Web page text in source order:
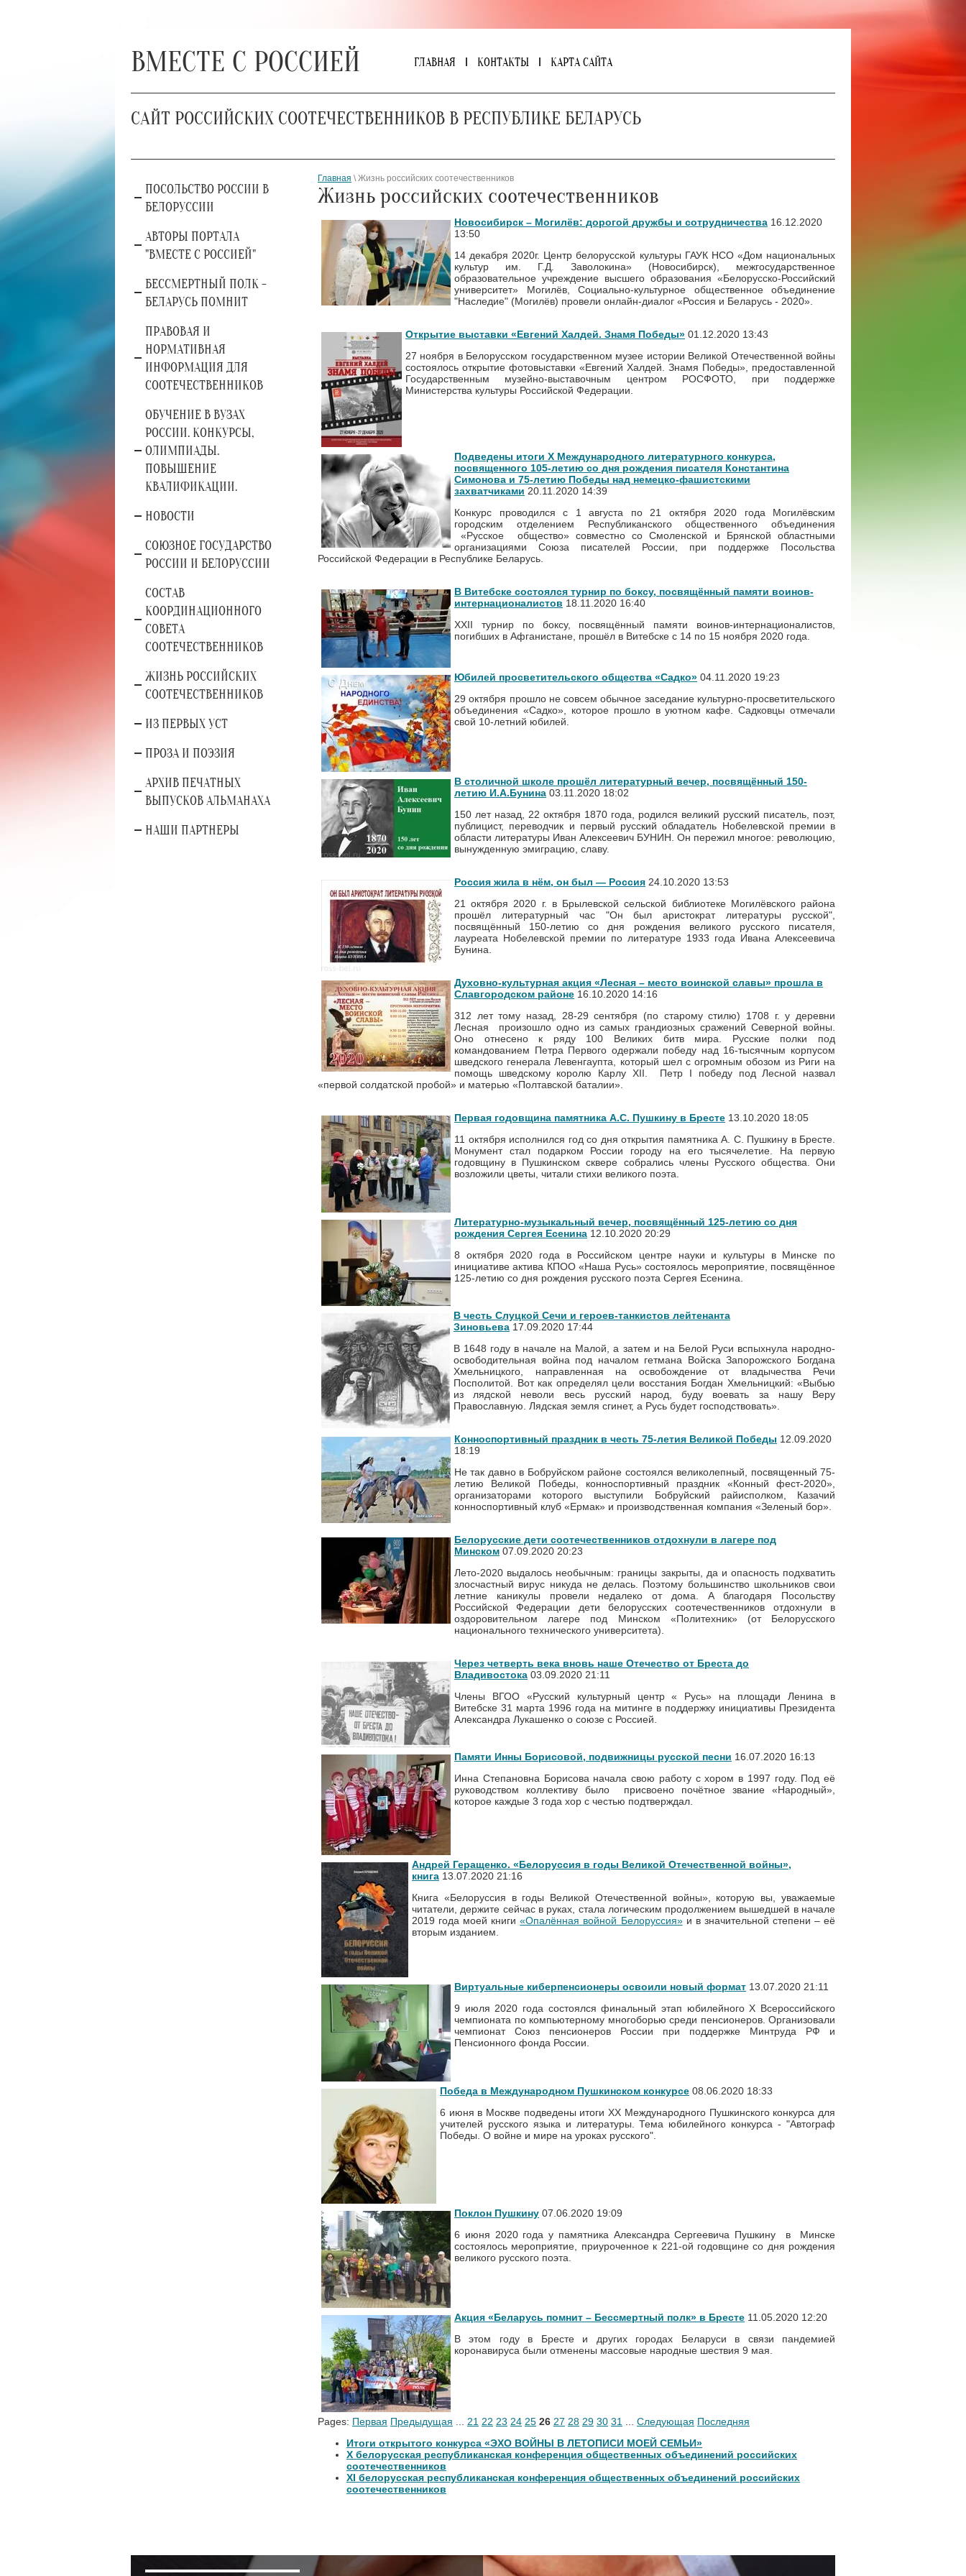
ВМЕСТЕ С РОССИЕЙ ГЛАВНАЯ КОНТАКТЫ КАРТА САЙТА
САЙТ РОССИЙСКИХ СООТЕЧЕСТВЕННИКОВ В РЕСПУБЛИКЕ БЕЛАРУСЬ
ПОСОЛЬСТВО РОССИИ В
БЕЛОРУССИИ
АВТОРЫ ПОРТАЛА
"ВМЕСТЕ С РОССИЕЙ"
БЕССМЕРТНЫЙ ПОЛК -
БЕЛАРУСЬ ПОМНИТ
ПРАВОВАЯ И
НОРМАТИВНАЯ
ИНФОРМАЦИЯ ДЛЯ
СООТЕЧЕСТВЕННИКОВ
ОБУЧЕНИЕ В ВУЗАХ
РОССИИ. КОНКУРСЫ,
ОЛИМПИАДЫ.
ПОВЫШЕНИЕ
КВАЛИФИКАЦИИ.
НОВОСТИ
СОЮЗНОЕ ГОСУДАРСТВО
РОССИИ И БЕЛОРУССИИ
СОСТАВ
КООРДИНАЦИОННОГО
СОВЕТА
СООТЕЧЕСТВЕННИКОВ
ЖИЗНЬ РОССИЙСКИХ
СООТЕЧЕСТВЕННИКОВ
ИЗ ПЕРВЫХ УСТ
ПРОЗА И ПОЭЗИЯ
АРХИВ ПЕЧАТНЫХ
ВЫПУСКОВ АЛЬМАНАХА
НАШИ ПАРТНЕРЫ
Главная \ Жизнь российских соотечественников
Жизнь российских соотечественников
Новосибирск – Могилёв: дорогой дружбы и сотрудничества 16.12.2020
13:50
14 декабря 2020г. Центр белорусской культуры ГАУК НСО «Дом национальных
культур им. Г.Д. Заволокина» (Новосибирск), межгосударственное
образовательное учреждение высшего образования «Белорусско-Российский
университет» Могилёв, Социально-культурное общественное объединение
"Наследие" (Могилёв) провели онлайн-диалог «Россия и Беларусь - 2020».
Открытие выставки «Евгений Халдей. Знамя Победы» 01.12.2020 13:43
27 ноября в Белорусском государственном музее истории Великой Отечественной войны
состоялось открытие фотовыставки «Евгений Халдей. Знамя Победы», предоставленной
Государственным музейно-выставочным центром РОСФОТО, при поддержке
Министерства культуры Российской Федерации.
Подведены итоги X Международного литературного конкурса,
посвященного 105-летию со дня рождения писателя Константина
Симонова и 75-летию Победы над немецко-фашистскими
захватчиками 20.11.2020 14:39
Конкурс проводился с 1 августа по 21 октября 2020 года Могилёвским
городским отделением Республиканского общественного объединения
«Русское общество» совместно со Смоленской и Брянской областными
организациями Союза писателей России, при поддержке Посольства
Российской Федерации в Республике Беларусь.
В Витебске состоялся турнир по боксу, посвящённый памяти воинов-
интернационалистов 18.11.2020 16:40
ХХII турнир по боксу, посвящённый памяти воинов-интернационалистов,
погибших в Афганистане, прошёл в Витебске с 14 по 15 ноября 2020 года.
Юбилей просветительского общества «Садко» 04.11.2020 19:23
29 октября прошло не совсем обычное заседание культурно-просветительского
объединения «Садко», которое прошло в уютном кафе. Садковцы отмечали
свой 10-летний юбилей.
В столичной школе прошёл литературный вечер, посвящённый 150-
летию И.А.Бунина 03.11.2020 18:02
150 лет назад, 22 октября 1870 года, родился великий русский писатель, поэт,
публицист, переводчик и первый русский обладатель Нобелевской премии в
области литературы Иван Алексеевич БУНИН. Он пережил многое: революцию,
вынужденную эмиграцию, славу.
Россия жила в нём, он был — Россия 24.10.2020 13:53
21 октября 2020 г. в Брылевской сельской библиотеке Могилёвского района
прошёл литературный час "Он был аристократ литературы русской",
посвящённый 150-летию со дня рождения великого русского писателя,
лауреата Нобелевской премии по литературе 1933 года Ивана Алексеевича
Бунина.
Духовно-культурная акция «Лесная – место воинской славы» прошла в
Славгородском районе 16.10.2020 14:16
312 лет тому назад, 28-29 сентября (по старому стилю) 1708 г. у деревни
Лесная произошло одно из самых грандиозных сражений Северной войны.
Оно отнесено к ряду 100 Великих битв мира. Русские полки под
командованием Петра Первого одержали победу над 16-тысячным корпусом
шведского генерала Левенгаупта, который шел с огромным обозом из Риги на
помощь шведскому королю Карлу XII. Петр I победу под Лесной назвал
«первой солдатской пробой» и матерью «Полтавской баталии».
Первая годовщина памятника А.С. Пушкину в Бресте 13.10.2020 18:05
11 октября исполнился год со дня открытия памятника А. С. Пушкину в Бресте.
Монумент стал подарком России городу на его тысячелетие. На первую
годовщину в Пушкинском сквере собрались члены Русского общества. Они
возложили цветы, читали стихи великого поэта.
Литературно-музыкальный вечер, посвящённый 125-летию со дня
рождения Сергея Есенина 12.10.2020 20:29
8 октября 2020 года в Российском центре науки и культуры в Минске по
инициативе актива КПОО «Наша Русь» состоялось мероприятие, посвящённое
125-летию со дня рождения русского поэта Сергея Есенина.
В честь Слуцкой Сечи и героев-танкистов лейтенанта
Зиновьева 17.09.2020 17:44
В 1648 году в начале на Малой, а затем и на Белой Руси вспыхнула народно-
освободительная война под началом гетмана Войска Запорожского Богдана
Хмельницкого, направленная на освобождение от владычества Речи
Посполитой. Вот как определял цели восстания Богдан Хмельницкий: «Выбью
из лядской неволи весь русский народ, буду воевать за нашу Веру
Православную. Лядская земля сгинет, а Русь будет господствовать».
Конноспортивный праздник в честь 75-летия Великой Победы 12.09.2020
18:19
Не так давно в Бобруйском районе состоялся великолепный, посвященный 75-
летию Великой Победы, конноспортивный праздник «Конный фест-2020»,
организаторами которого выступили Бобруйский райисполком, Казачий
конноспортивный клуб «Ермак» и производственная компания «Зеленый бор».
Белорусские дети соотечественников отдохнули в лагере под
Минском 07.09.2020 20:23
Лето-2020 выдалось необычным: границы закрыты, да и опасность подхватить
злосчастный вирус никуда не делась. Поэтому большинство школьников свои
летние каникулы провели недалеко от дома. А благодаря Посольству
Российской Федерации дети белорусских соотечественников отдохнули в
оздоровительном лагере под Минском «Политехник» (от Белорусского
национального технического университета).
Через четверть века вновь наше Отечество от Бреста до
Владивостока 03.09.2020 21:11
Члены ВГОО «Русский культурный центр « Русь» на площади Ленина в
Витебске 31 марта 1996 года на митинге в поддержку инициативы Президента
Александра Лукашенко о союзе с Россией.
Памяти Инны Борисовой, подвижницы русской песни 16.07.2020 16:13
Инна Степановна Борисова начала свою работу с хором в 1997 году. Под её
руководством коллективу было присвоено почётное звание «Народный»,
которое каждые 3 года хор с честью подтверждал.
Андрей Геращенко. «Белоруссия в годы Великой Отечественной войны»,
книга 13.07.2020 21:16
Книга «Белоруссия в годы Великой Отечественной войны», которую вы, уважаемые
читатели, держите сейчас в руках, стала логическим продолжением вышедшей в начале
2019 года моей книги«Опалённая войной Белоруссия»и в значительной степени – её
вторым изданием.
Виртуальные киберпенсионеры освоили новый формат 13.07.2020 21:11
9 июля 2020 года состоялся финальный этап юбилейного Х Всероссийского
чемпионата по компьютерному многоборью среди пенсионеров. Организовали
чемпионат Союз пенсионеров России при поддержке Минтруда РФ и
Пенсионного фонда России.
Победа в Международном Пушкинском конкурсе 08.06.2020 18:33
6 июня в Москве подведены итоги ХХ Международного Пушкинского конкурса для
учителей русского языка и литературы. Тема юбилейного конкурса - "Автограф
Победы. О войне и мире на уроках русского".
Поклон Пушкину 07.06.2020 19:09
6 июня 2020 года у памятника Александра Сергеевича Пушкину в Минске
состоялось мероприятие, приуроченное к 221-ой годовщине со дня рождения
великого русского поэта.
Акция «Беларусь помнит – Бессмертный полк» в Бресте 11.05.2020 12:20
В этом году в Бресте и других городах Беларуси в связи пандемией
коронавируса были отменены массовые народные шествия 9 мая.
Pages: Первая Предыдущая ... 21 22 23 24 25 26 27 28 29 30 31 ... Следующая Последняя
Итоги открытого конкурса «ЭХО ВОЙНЫ В ЛЕТОПИСИ МОЕЙ СЕМЬИ»
Х белорусская республиканская конференция общественных объединений российских
соотечественников
XI белорусская республиканская конференция общественных объединений российских
соотечественников